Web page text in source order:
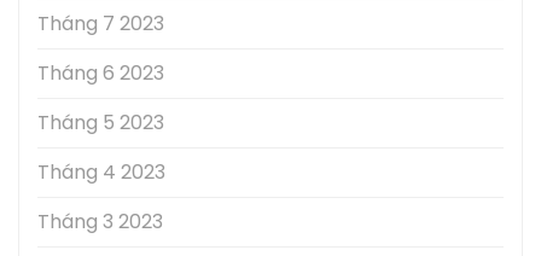
Tháng 7 2023
Tháng 6 2023
Tháng 5 2023
Tháng 4 2023
Tháng 3 2023